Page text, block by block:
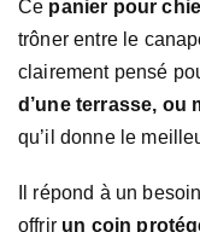
Ce panier pour
trôner entre le
clairement pensé
d’une terrasse, ou
qu’il donne le
Il répond à un
offrir un coin